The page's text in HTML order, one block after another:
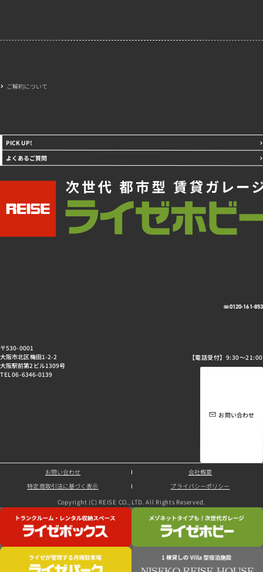
〒530-0001
大阪市北区梅田1-2-2
大阪駅前第2ビル1309号
TEL 06-6346-0139
0120-161-853
【電話受付】9:30～21:00
お問い合わせ
ご解約について
PICK UP!
よくあるご質問
お問い合わせ 会社概要
特定商取引法に基づく表示 プライバシーポリシー
Copyright (C) REISE CO., LTD. All Rights Reserved.